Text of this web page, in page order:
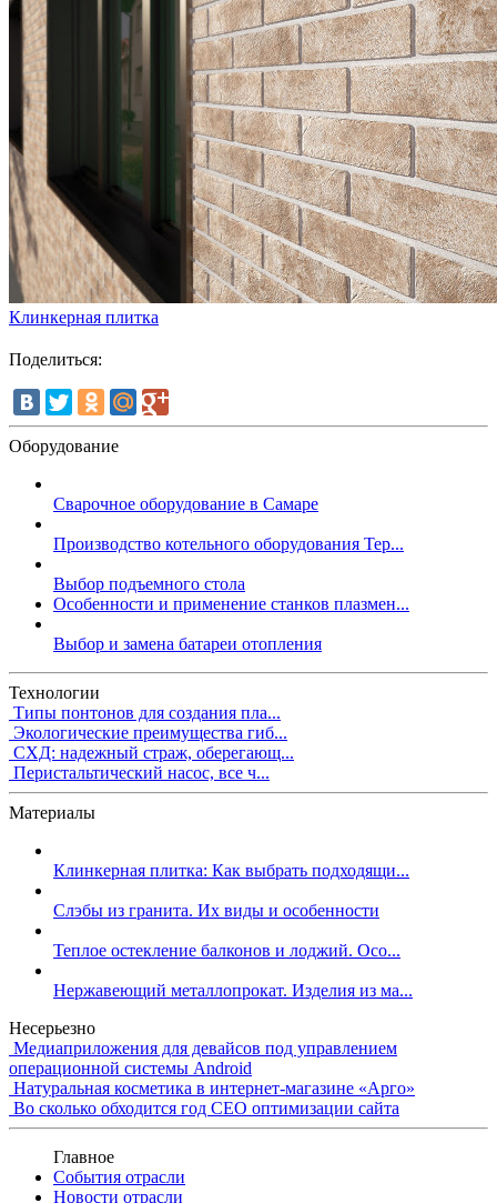
Клинкерная плитка
Поделиться:
Оборудование
Сварочное оборудование в Самаре
Производство котельного оборудования Тер...
Выбор подъемного стола
Особенности и применение станков плазмен...
Выбор и замена батареи отопления
Технологии
Типы понтонов для создания пла...
Экологические преимущества гиб...
СХД: надежный страж, оберегающ...
Перистальтический насос, все ч...
Материалы
Клинкерная плитка: Как выбрать подходящи...
Слэбы из гранита. Их виды и особенности
Теплое остекление балконов и лоджий. Осо...
Нержавеющий металлопрокат. Изделия из ма...
Несерьезно
Медиаприложения для девайсов под управлением
операционной системы Android
Натуральная косметика в интернет-магазине «Арго»
Во сколько обходится год СЕО оптимизации сайта
Главное
События отрасли
Новости отрасли